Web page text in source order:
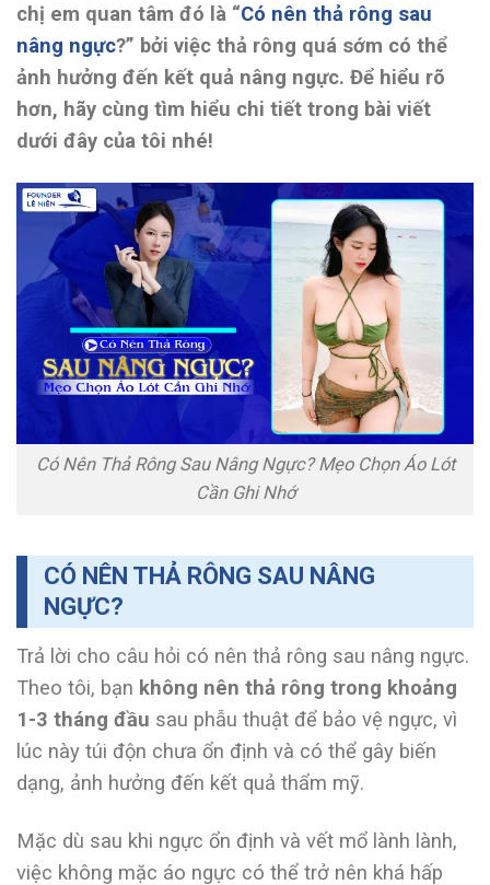
chị em quan tâm đó là “Có nên thả rông sau
nâng ngực?” bởi việc thả rông quá sớm có thể
ảnh hưởng đến kết quả nâng ngực. Để hiểu rõ
hơn, hãy cùng tìm hiểu chi tiết trong bài viết
dưới đây của tôi nhé!
Có Nên Thả Rông Sau Nâng Ngực? Mẹo Chọn Áo Lót
Cần Ghi Nhớ
CÓ NÊN THẢ RÔNG SAU NÂNG
NGỰC?
Trả lời cho câu hỏi có nên thả rông sau nâng ngực.
Theo tôi, bạn không nên thả rông trong khoảng
1-3 tháng đầu sau phẫu thuật để bảo vệ ngực, vì
lúc này túi độn chưa ổn định và có thể gây biến
dạng, ảnh hưởng đến kết quả thẩm mỹ.
Mặc dù sau khi ngực ổn định và vết mổ lành lành,
việc không mặc áo ngực có thể trở nên khá hấp